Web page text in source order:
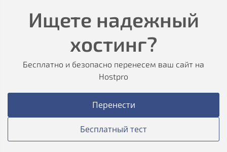
Ищете надежный
хостинг?
Бесплатно и безопасно перенесем ваш сайт на
Hostpro
Перенести
Бесплатный тест